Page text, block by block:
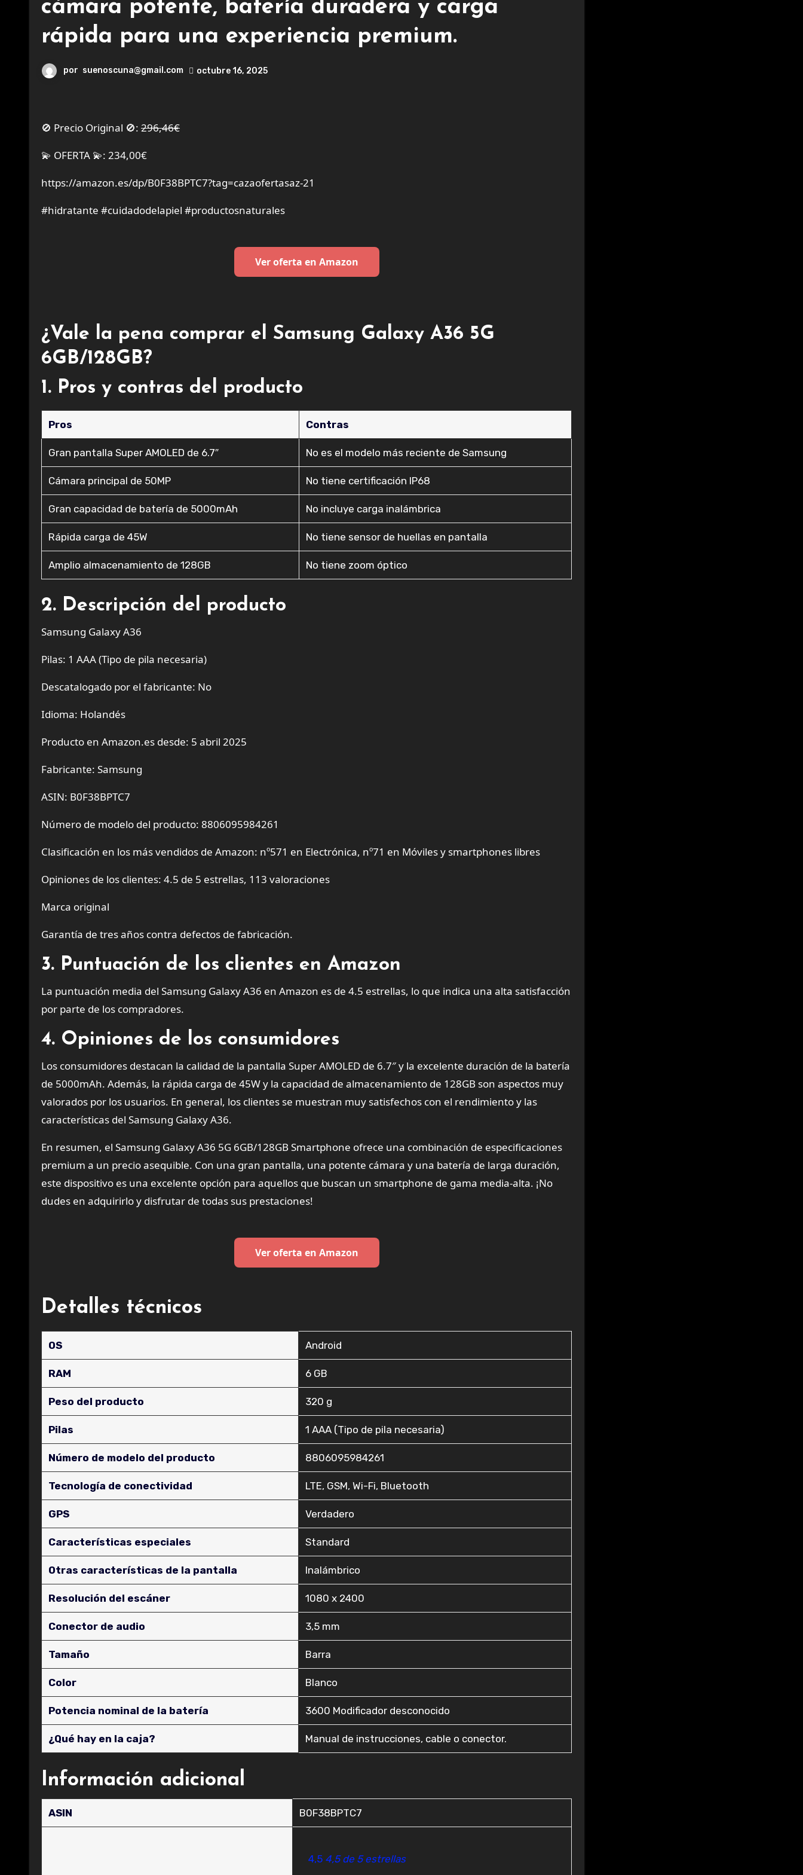
cámara potente, batería duradera y carga
rápida para una experiencia premium.
por suenoscuna@gmail.com octubre 16, 2025
🚫 Precio Original 🚫: 296,46€
💫 OFERTA 💫: 234,00€
https://amazon.es/dp/B0F38BPTC7?tag=cazaofertasaz-21
#hidratante #cuidadodelapiel #productosnaturales
Ver oferta en Amazon
¿Vale la pena comprar el Samsung Galaxy A36 5G
6GB/128GB?
1. Pros y contras del producto
Pros Contras
Gran pantalla Super AMOLED de 6.7″ No es el modelo más reciente de Samsung
Cámara principal de 50MP No tiene certificación IP68
Gran capacidad de batería de 5000mAh No incluye carga inalámbrica
Rápida carga de 45W No tiene sensor de huellas en pantalla
Amplio almacenamiento de 128GB No tiene zoom óptico
2. Descripción del producto
Samsung Galaxy A36
Pilas: 1 AAA (Tipo de pila necesaria)
Descatalogado por el fabricante: No
Idioma: Holandés
Producto en Amazon.es desde: 5 abril 2025
Fabricante: Samsung
ASIN: B0F38BPTC7
Número de modelo del producto: 8806095984261
Clasificación en los más vendidos de Amazon: nº571 en Electrónica, nº71 en Móviles y smartphones libres
Opiniones de los clientes: 4.5 de 5 estrellas, 113 valoraciones
Marca original
Garantía de tres años contra defectos de fabricación.
3. Puntuación de los clientes en Amazon
La puntuación media del Samsung Galaxy A36 en Amazon es de 4.5 estrellas, lo que indica una alta satisfacción
por parte de los compradores.
4. Opiniones de los consumidores
Los consumidores destacan la calidad de la pantalla Super AMOLED de 6.7″ y la excelente duración de la batería
de 5000mAh. Además, la rápida carga de 45W y la capacidad de almacenamiento de 128GB son aspectos muy
valorados por los usuarios. En general, los clientes se muestran muy satisfechos con el rendimiento y las
características del Samsung Galaxy A36.
En resumen, el Samsung Galaxy A36 5G 6GB/128GB Smartphone ofrece una combinación de especificaciones
premium a un precio asequible. Con una gran pantalla, una potente cámara y una batería de larga duración,
este dispositivo es una excelente opción para aquellos que buscan un smartphone de gama media-alta. ¡No
dudes en adquirirlo y disfrutar de todas sus prestaciones!
Ver oferta en Amazon
Detalles técnicos
OS ‎Android
RAM ‎6 GB
Peso del producto ‎320 g
Pilas ‎1 AAA (Tipo de pila necesaria)
Número de modelo del producto ‎8806095984261
Tecnología de conectividad ‎LTE, GSM, Wi-Fi, Bluetooth
GPS ‎Verdadero
Características especiales ‎Standard
Otras características de la pantalla ‎Inalámbrico
Resolución del escáner ‎1080 x 2400
Conector de audio ‎3,5 mm
Tamaño ‎Barra
Color ‎Blanco
Potencia nominal de la batería ‎3600 Modificador desconocido
¿Qué hay en la caja? ‎Manual de instrucciones, cable o conector.
Información adicional
ASIN B0F38BPTC7
4,5 4,5 de 5 estrellas